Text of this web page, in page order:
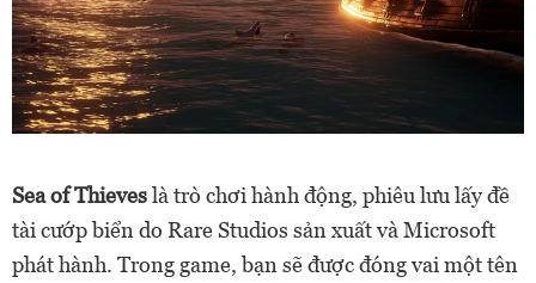
Sea of Thieveslà trò chơi hành động, phiêu lưu lấy đề
tài cướp biển do Rare Studios sản xuất và Microsoft
phát hành. Trong game, bạn sẽ được đóng vai một tên